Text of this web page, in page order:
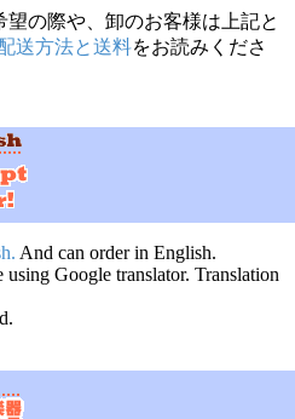
の際や、卸のお客様は上記と
送方法と送料をお読みくださ
And can order in English.
Google translator. Translation